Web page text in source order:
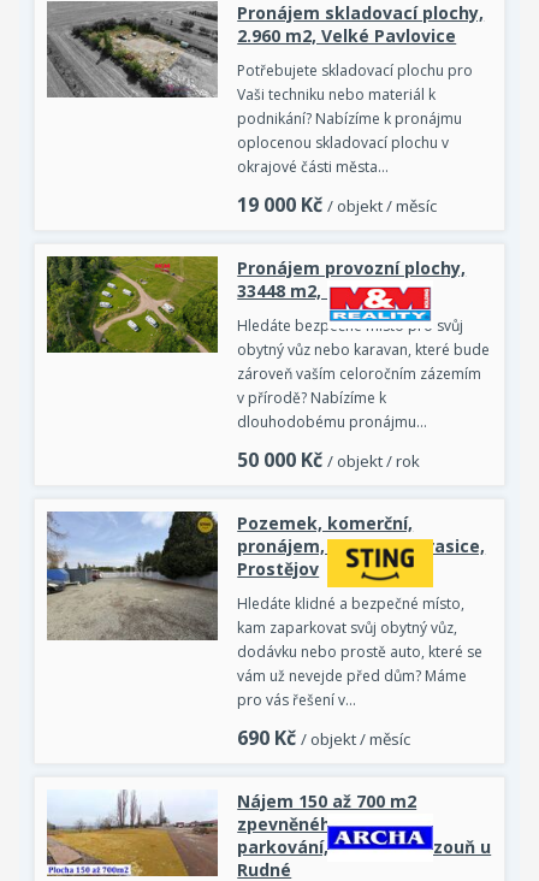
Pronájem skladovací plochy,
2.960 m2, Velké Pavlovice
Potřebujete skladovací plochu pro
Vaši techniku nebo materiál k
podnikání? Nabízíme k pronájmu
oplocenou skladovací plochu v
okrajové části města…
19 000 Kč / objekt / měsíc
Pronájem provozní plochy,
33448 m2, Planá
Hledáte bezpečné místo pro svůj
obytný vůz nebo karavan, které bude
zároveň vaším celoročním zázemím
v přírodě? Nabízíme k
dlouhodobému pronájmu…
50 000 Kč / objekt / rok
Pozemek, komerční,
pronájem, Zahradní, Krasice,
Prostějov
Hledáte klidné a bezpečné místo,
kam zaparkovat svůj obytný vůz,
dodávku nebo prostě auto, které se
vám už nevejde před dům? Máme
pro vás řešení v…
690 Kč / objekt / měsíc
Nájem 150 až 700 m2
zpevněného pozemku,
parkování, sklady - Mezouň u
Rudné